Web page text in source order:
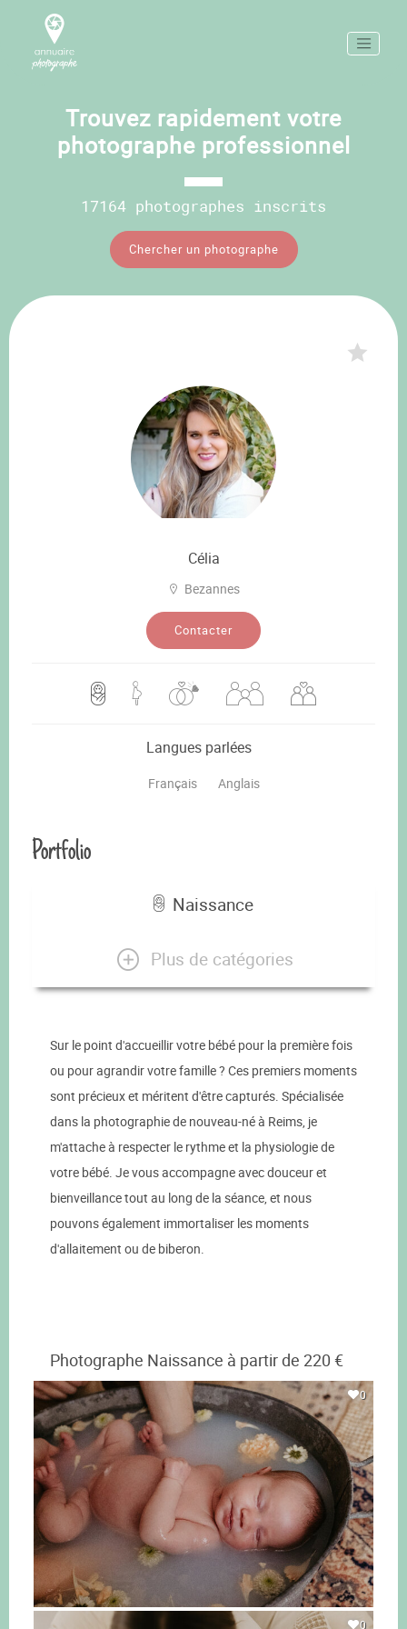
Trouvez rapidement votre
photographe professionnel
17164 photographes inscrits
Chercher un photographe
Célia
Bezannes
Contacter
Langues parlées
Français Anglais
Portfolio
Naissance
Plus de catégories
Sur le point d'accueillir votre bébé pour la première fois
ou pour agrandir votre famille ? Ces premiers moments
sont précieux et méritent d'être capturés. Spécialisée
dans la photographie de nouveau-né à Reims, je
m'attache à respecter le rythme et la physiologie de
votre bébé. Je vous accompagne avec douceur et
bienveillance tout au long de la séance, et nous
pouvons également immortaliser les moments
d'allaitement ou de biberon.
Photographe Naissance à partir de 220 €
0
0